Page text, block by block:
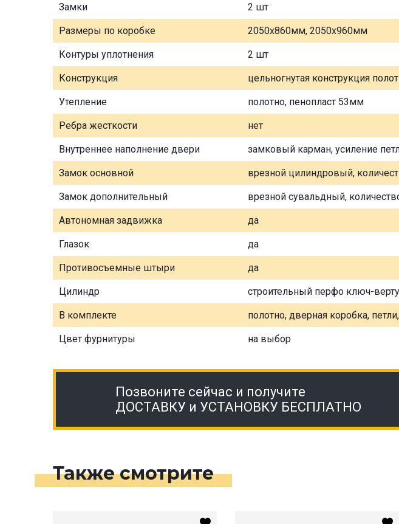
Замки 2 шт
Размеры по коробке 2050х860мм, 2050х960мм
Контуры уплотнения 2 шт
Конструкция цельногнутая конструкция
Утепление полотно, пенопласт 53мм
Ребра жесткости нет
Внутреннее наполнение двери замковый карман, усиление
Замок основной врезной цилиндровый,
Замок дополнительный врезной сувальдный,
Автономная задвижка да
Глазок да
Противосъемные штыри да
Цилиндр строительный перфо ключ-
В комплекте полотно, дверная коробка,
Цвет фурнитуры на выбор
Позвоните сейчас и получите
ДОСТАВКУ и УСТАНОВКУ БЕСПЛАТНО
Также смотрите